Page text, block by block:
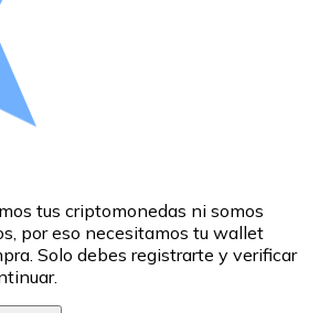
/ débito
y Mastercard para comprar
de tus marcas favoritas con
regalo
tus criptomonedas ni somos
por eso necesitamos tu wallet
Solo debes registrarte y verificar